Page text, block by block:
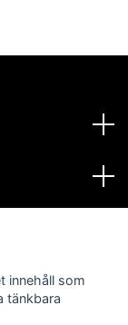
innehåll som
tänkbara